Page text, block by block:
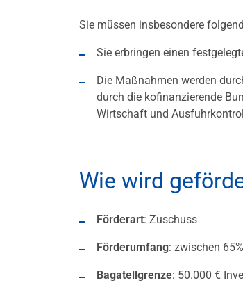
Sie müssen insbesondere
Sie erbringen einen
Die Maßnahmen werden
durch die kofinanzierende
Wirtschaft und
Wie wird
Förderart: Zuschuss
Förderumfang: zwischen
Bagatellgrenze: 50.000 €